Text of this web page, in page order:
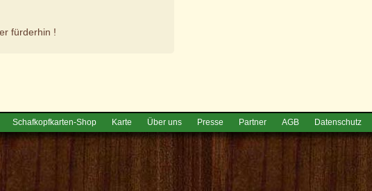
fürderhin !
Schafkopfkarten-Shop Karte Über uns Presse Partner AGB Datenschutz